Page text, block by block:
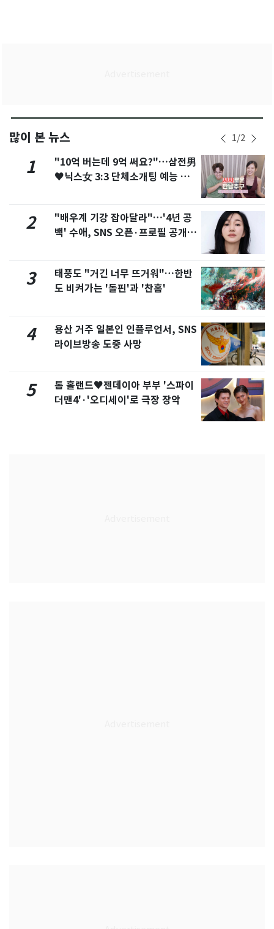
많이 본 뉴스 1/2
1
"10억 버는데 9억 써요?"…삼전男
♥닉스女 3:3 단체소개팅 예능 화
2
"배우계 기강 잡아달라"…'4년 공
백' 수애, SNS 오픈·프로필 공개
3
태풍도 "거긴 너무 뜨거워"…한반
도 비켜가는 '돌핀'과 '찬홈'
4
용산 거주 일본인 인플루언서, SNS
라이브방송 도중 사망
5
톰 홀랜드♥젠데이아 부부 '스파이
더맨4'·'오디세이'로 극장 장악